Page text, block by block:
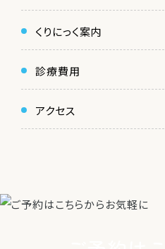
くりにっく案内
診療費用
アクセス